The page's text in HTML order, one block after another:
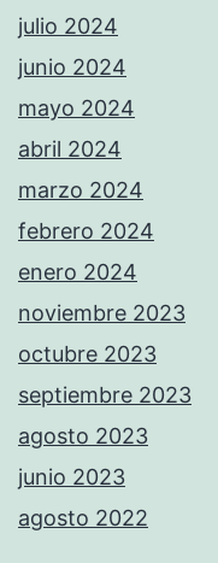
julio 2024
junio 2024
mayo 2024
abril 2024
marzo 2024
febrero 2024
enero 2024
noviembre 2023
octubre 2023
septiembre 2023
agosto 2023
junio 2023
agosto 2022